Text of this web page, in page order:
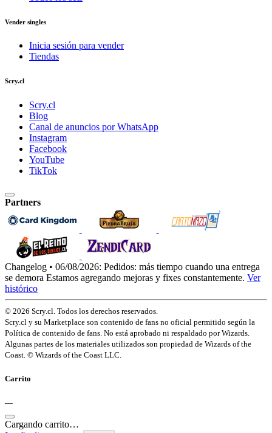
Vender singles
Inicia sesión para vender
Tiendas
Scry.cl
Scry.cl
Blog
Canal de anuncios por WhatsApp
Instagram
Facebook
YouTube
TikTok
Partners
Changelog • 06/08/2026: Pedidos: más tiempo cuando una entrega
se demora Estamos agregando mejoras y fixes constantemente. Ver
histórico
© 2026 Scry.cl. Todos los derechos reservados.
Scry.cl y su Marketplace son contenido de fans no oficial permitido según la
Política de contenido de fans. No está aprobado ni respaldado por Wizards.
Algunas partes de los materiales utilizados son propiedad de Wizards of the
Coast. © Wizards of the Coast LLC.
Carrito
—
Cargando carrito…